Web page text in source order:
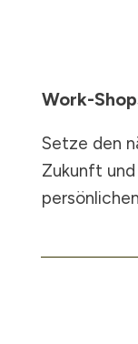
Work-
Setze den
Zukunft